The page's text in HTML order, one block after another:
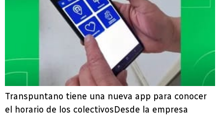
Transpuntano tiene una nueva app para conocer
el horario de los colectivosDesde la empresa